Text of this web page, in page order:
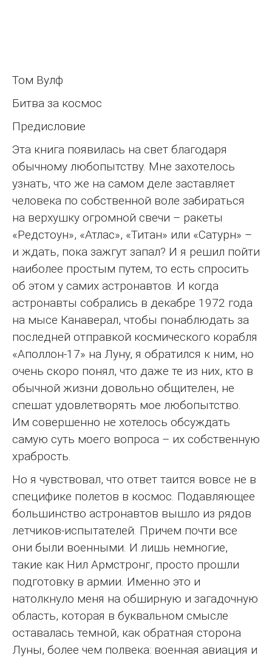
Том Вулф
Битва за космос
Предисловие
Эта книга появилась на свет благодаря
обычному любопытству. Мне захотелось
узнать, что же на самом деле заставляет
человека по собственной воле забираться
на верхушку огромной свечи – ракеты
«Редстоун», «Атлас», «Титан» или «Сатурн» –
и ждать, пока зажгут запал? И я решил пойти
наиболее простым путем, то есть спросить
об этом у самих астронавтов. И когда
астронавты собрались в декабре 1972 года
на мысе Канаверал, чтобы понаблюдать за
последней отправкой космического корабля
«Аполлон-17» на Луну, я обратился к ним, но
очень скоро понял, что даже те из них, кто в
обычной жизни довольно общителен, не
спешат удовлетворять мое любопытство.
Им совершенно не хотелось обсуждать
самую суть моего вопроса – их собственную
храбрость.
Но я чувствовал, что ответ таится вовсе не в
специфике полетов в космос. Подавляющее
большинство астронавтов вышло из рядов
летчиков-испытателей. Причем почти все
они были военными. И лишь немногие,
такие как Нил Армстронг, просто прошли
подготовку в армии. Именно это и
натолкнуло меня на обширную и загадочную
область, которая в буквальном смысле
оставалась темной, как обратная сторона
Луны, более чем полвека: военная авиация и